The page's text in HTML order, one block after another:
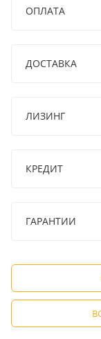
ОПЛАТА
ДОСТАВКА
ЛИЗИНГ
КРЕДИТ
ГАРАНТИИ